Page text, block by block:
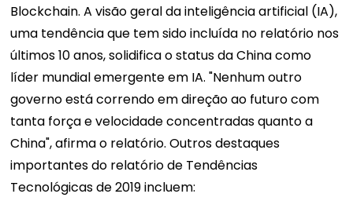
Blockchain. A visão geral da inteligência artificial (IA),
uma tendência que tem sido incluída no relatório nos
últimos 10 anos, solidifica o status da China como
líder mundial emergente em IA. "Nenhum outro
governo está correndo em direção ao futuro com
tanta força e velocidade concentradas quanto a
China", afirma o relatório. Outros destaques
importantes do relatório de Tendências
Tecnológicas de 2019 incluem: